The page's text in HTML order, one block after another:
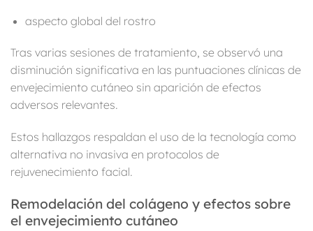
aspecto global del rostro
Tras varias sesiones de tratamiento, se observó una
disminución significativa en las puntuaciones clínicas de
envejecimiento cutáneo sin aparición de efectos
adversos relevantes.
Estos hallazgos respaldan el uso de la tecnología como
alternativa no invasiva en protocolos de
rejuvenecimiento facial.
Remodelación del colágeno y efectos sobre
el envejecimiento cutáneo